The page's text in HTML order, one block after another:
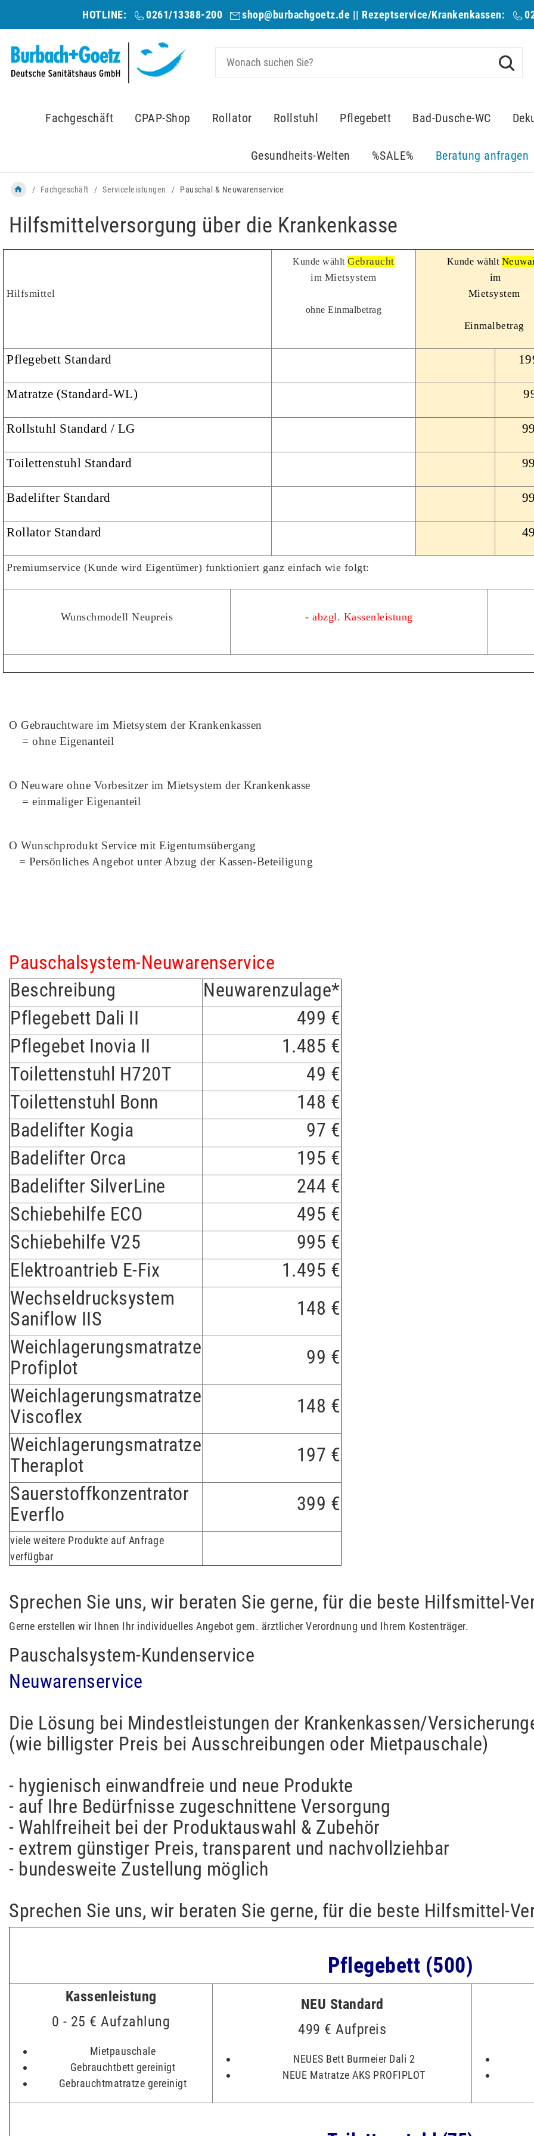
HOTLINE: 0261/13388-200 shop@burbachgoetz.de || Rezeptservice/Krankenkassen:
Fachgeschäft CPAP-Shop Rollator Rollstuhl Pflegebett Bad-Dusche-WC
Gesundheits-Welten %SALE% Beratung anfragen
Fachgeschäft Serviceleistungen Pauschal & Neuwarenservice
Hilfsmittelversorgung über die Krankenkasse
Hilfsmittel
Kunde wähltGebraucht
im Mietsystem
ohne Einmalbetrag
Kunde wählt
im
Mietsystem
Einmalbetrag
Pflegebett Standard
Matratze (Standard-WL)
Rollstuhl Standard / LG
Toilettenstuhl Standard
Badelifter Standard
Rollator Standard
Premiumservice (Kunde wird Eigentümer) funktioniert ganz einfach wie folgt:
Wunschmodell Neupreis - abzgl. Kassenleistung
O Gebrauchtware im Mietsystem der Krankenkassen
= ohne Eigenanteil
O Neuware ohne Vorbesitzer im Mietsystem der Krankenkasse
= einmaliger Eigenanteil
O Wunschprodukt Service mit Eigentumsübergang
= Persönliches Angebot unter Abzug der Kassen-Beteiligung
Pauschalsystem-Neuwarenservice
Beschreibung
Neuwarenzulage*
Pflegebett Dali II
499 €
Pflegebet Inovia II
1.485 €
Toilettenstuhl H720T
49 €
Toilettenstuhl Bonn
148 €
Badelifter Kogia
97 €
Badelifter Orca
195 €
Badelifter SilverLine
244 €
Schiebehilfe ECO
495 €
Schiebehilfe V25
995 €
Elektroantrieb E-Fix
1.495 €
Wechseldrucksystem
Saniflow IIS
148 €
Weichlagerungsmatratze
Profiplot
99 €
Weichlagerungsmatratze
Viscoflex
148 €
Weichlagerungsmatratze
Theraplot
197 €
Sauerstoffkonzentrator
Everflo
399 €
viele weitere Produkte auf Anfrage
verfügbar
Sprechen Sie uns, wir beraten Sie gerne, für die beste Hilfsmittel-
Gerne erstellen wir Ihnen Ihr individuelles Angebot gem. ärztlicher Verordnung und Ihrem Kostenträger.
Pauschalsystem-Kundenservice
Neuwarenservice
Die Lösung bei Mindestleistungen der Krankenkassen/
(wie billigster Preis bei Ausschreibungen oder Mietpauschale)
- hygienisch einwandfreie und neue Produkte
- auf Ihre Bedürfnisse zugeschnittene Versorgung
- Wahlfreiheit bei der Produktauswahl & Zubehör
- extrem günstiger Preis, transparent und nachvollziehbar
- bundesweite Zustellung möglich
Sprechen Sie uns, wir beraten Sie gerne, für die beste Hilfsmittel-
Pflegebett (500)
Kassenleistung
0 - 25 € Aufzahlung
Mietpauschale
Gebrauchtbett gereinigt
Gebrauchtmatratze gereinigt
NEU Standard
499 € Aufpreis
NEUES Bett Burmeier Dali 2
NEUE Matratze AKS PROFIPLOT